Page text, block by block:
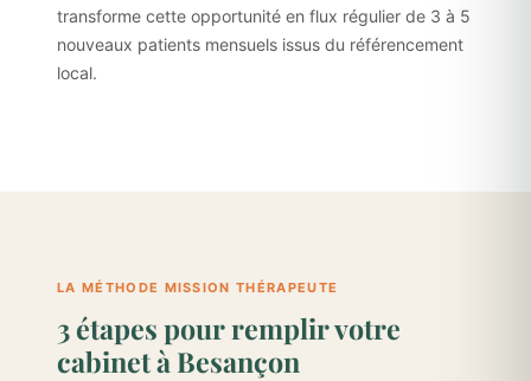
transforme cette opportunité en flux régulier de 3 à 5
nouveaux patients mensuels issus du référencement
local.
LA MÉTHODE MISSION THÉRAPEUTE
3 étapes pour remplir votre
cabinet à Besançon